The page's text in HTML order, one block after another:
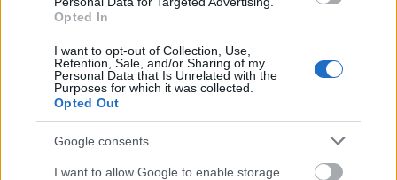
Opted In
I want to opt-out of Collection, Use,
Retention, Sale, and/or Sharing of my
Personal Data that Is Unrelated with the
Purposes for which it was collected.
Opted Out
Google consents
I want to allow Google to enable storage